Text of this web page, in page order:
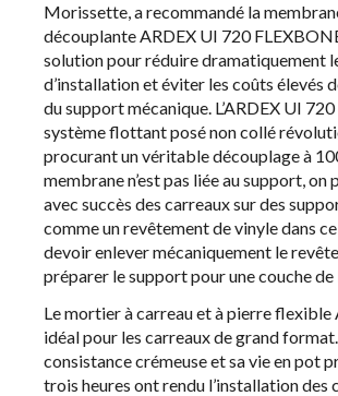
Morissette, a recommandé la
découplante ARDEX UI 720
solution pour réduire dramatiquement
d’installation et éviter les coûts élevés
du support mécanique. L’ARDEX UI
système flottant posé non collé
procurant un véritable découplage à
membrane n’est pas liée au support, on
avec succès des carreaux sur des
comme un revêtement de vinyle dans ce
devoir enlever mécaniquement le
préparer le support pour une couche de
Le mortier à carreau et à pierre flexible
idéal pour les carreaux de grand format.
consistance crémeuse et sa vie en pot
trois heures ont rendu l’installation des